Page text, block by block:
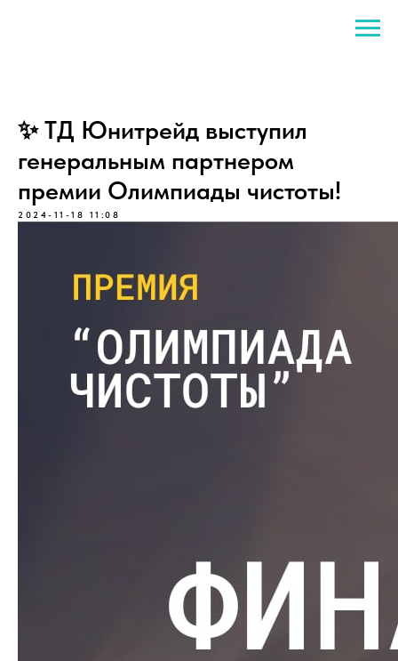
✨ ТД Юнитрейд выступил
генеральным партнером
премии Олимпиады чистоты!
2024-11-18 11:08